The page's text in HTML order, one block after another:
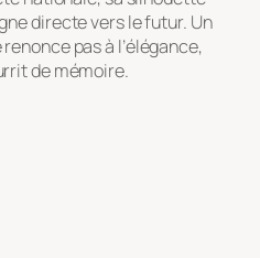
directe vers le futur. Un
pas à l’élégance,
de mémoire.